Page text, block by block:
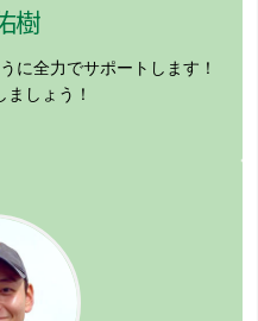
樹
に全力でサポートします！
しょう！